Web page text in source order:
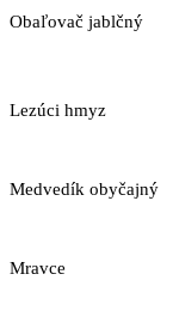
Obaľovač jablčný
Lezúci hmyz
Medvedík obyčajný
Mravce